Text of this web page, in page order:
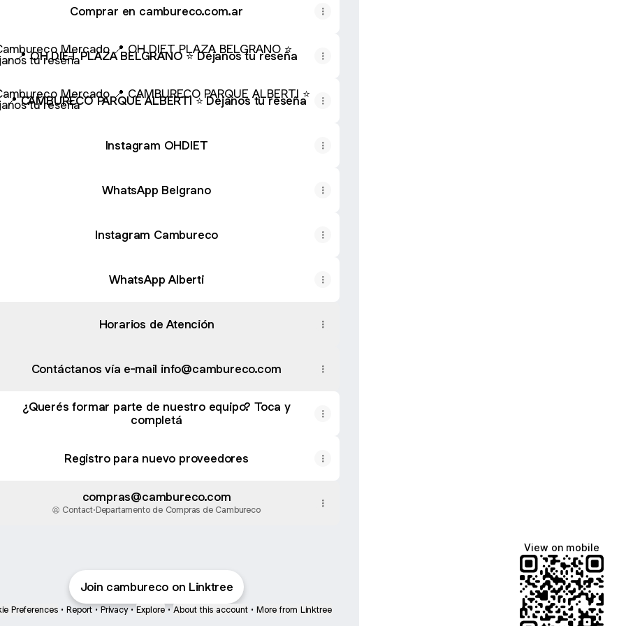
Comprar en cambureco.com.ar
📍 OH DIET PLAZA BELGRANO ⭐ Dejanos tu reseña
📍 CAMBURECO PARQUE ALBERTI ⭐ Dejanos tu reseña
Instagram OHDIET
WhatsApp Belgrano
Instagram Cambureco
WhatsApp Alberti
Horarios de Atención
Contáctanos vía e-mail info@cambureco.com
¿Querés formar parte de nuestro equipo? Toca y
completá
Registro para nuevo proveedores
compras@cambureco.com
Contact·Departamento de Compras de Cambureco
Join cambureco on Linktree
Preferences • Report • Privacy • Explore • About this account • More from Linktree
View on mobile